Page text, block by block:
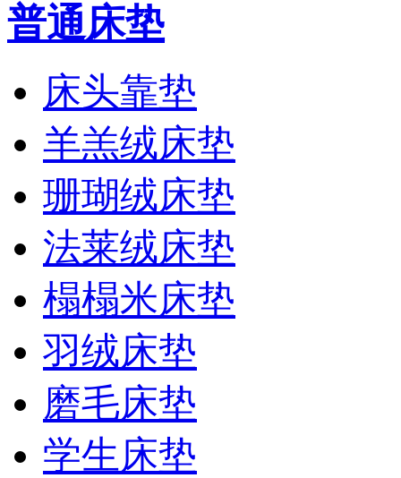
普通床垫
床头靠垫
羊羔绒床垫
珊瑚绒床垫
法莱绒床垫
榻榻米床垫
羽绒床垫
磨毛床垫
学生床垫